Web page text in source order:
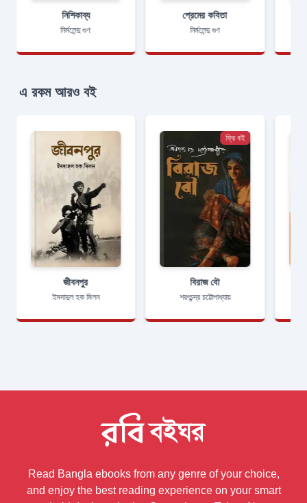
নিশিকাব্য
নির্মলেন্দু গুণ
প্রেমের কবিতা
নির্মলেন্দু গুণ
এ রকম আরও বই
জীবনপুর
ইমদাদুল হক মিলন
ফ্রি বই
বিরাজ বৌ
শরৎচন্দ্র চট্টোপাধ্যায়
Read Bangla ebooks from any genre of your choice,
and enjoy the best reading experience on your smart